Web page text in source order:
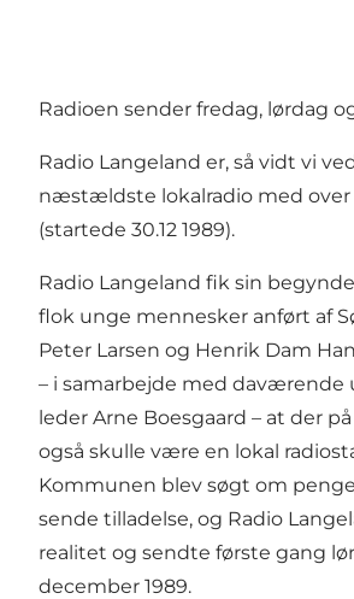
Radioen sender fredag, lørdag
Radio Langeland er, så vidt vi
næstældste lokalradio med over
(startede 30.12 1989).
Radio Langeland fik sin
flok unge mennesker anført af
Peter Larsen og Henrik Dam
– i samarbejde med daværende
leder Arne Boesgaard – at der
også skulle være en lokal
Kommunen blev søgt om
sende tilladelse, og Radio
realitet og sendte første gang
december 1989.